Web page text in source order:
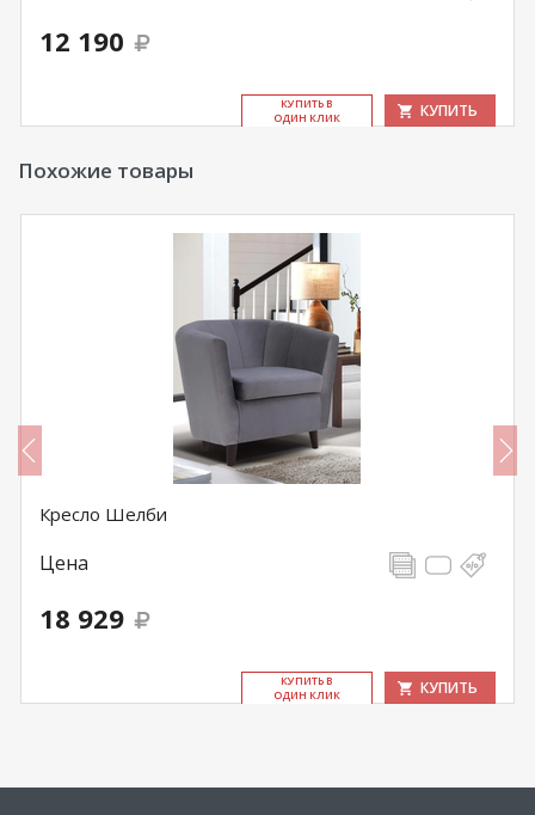
12 190
КУ­ПИТЬ В
ОДИН КЛИК
КУПИТЬ
Похожие товары
Кресло Шелби
Цена
18 929
КУ­ПИТЬ В
ОДИН КЛИК
КУПИТЬ